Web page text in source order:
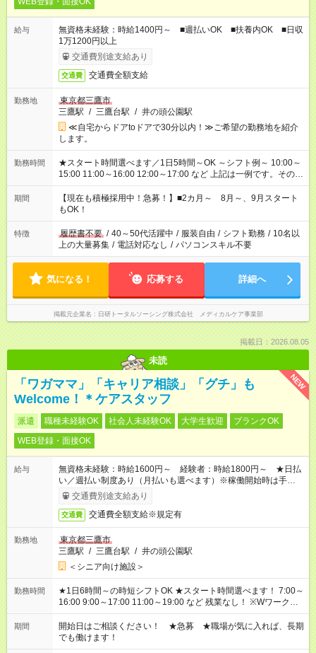
給与
無資格未経験：時給1400円～ ■週払いOK ■扶養内OK ■日収
1万1200円以上
交通費別途支給あり
交通費 交通費全額支給
勤務地
東京都三鷹市
三鷹駅 / 三鷹台駅 / 井の頭公園駅
≪自宅からドアtoドアで30分以内！≫ご希望の勤務地を紹介
します。
勤務時間
★スタート時間選べます／1日5時間～OK ～シフト例～ 10:00～
15:00 11:00～16:00 12:00～17:00 など 上記は一例です。その他
シフトもご相談ください。 ※Wワークの場合当社と合わせて法
定労働時間が週40時間を超えなければOKです。
期間
【現在も積極採用中！急募！】■2カ月～ 8月～、9月スタート
もOK！
特徴 履歴書不要 / 40～50代活躍中 / 服装自由 / シフト勤務 / 10名以
上の大量募集 / 電話対応なし / パソコンスキル不要
気になる！ 応募する 詳細へ
掲載元企業名 日研トータルソーシング株式会社 メディカルケア事業部
掲載日：2026.08.05
未読
NEW
「ワガママ」「キャリア相談」「グチ」も
Welcome！＊ケアスタッフ
派遣 職種未経験OK 社会人未経験OK 大学生歓迎
ブランクOK
WEB登録・面接OK
給与
無資格未経験：時給1600円～ 経験者：時給1800円～ ★日払
い／週払い制度あり（月払いも選べます）※稼働開始時は手続き
完了次第のお支払いとなります。
交通費別途支給あり
交通費 交通費全額支給※規定有
勤務地
東京都三鷹市
三鷹駅 / 三鷹台駅 / 井の頭公園駅
＜シニア向け施設＞
勤務時間
★1日6時間～の時短シフトOK ★スタート時間選べます！ 7:00～
16:00 9:00～17:00 11:00～19:00 など 残業なし！ ※Wワークの
場合、他のお仕事と合わせ週40時間超の就業はご案内できませ
ん ※法令に基づき、週20時間以上勤務は社会保険への加入対象
となります ※労働者派遣法（日雇い派遣の原則禁止）により、
短時間・短期間の就業はご案内が難しい場合があります
期間
開始日はご相談ください！ ★急募 ★職場が気に入れば、長期
でも働けます！